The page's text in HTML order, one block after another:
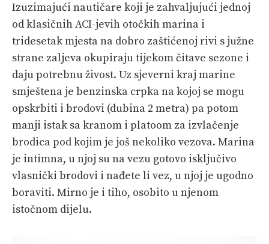
Izuzimajući nautičare koji je zahvaljujući jednoj
od klasičnih ACI-jevih otočkih marina i
tridesetak mjesta na dobro zaštićenoj rivi s južne
strane zaljeva okupiraju tijekom čitave sezone i
daju potrebnu živost. Uz sjeverni kraj marine
smještena je benzinska crpka na kojoj se mogu
opskrbiti i brodovi (dubina 2 metra) pa potom
manji istak sa kranom i platoom za izvlačenje
brodica pod kojim je još nekoliko vezova. Marina
je intimna, u njoj su na vezu gotovo isključivo
vlasnički brodovi i nađete li vez, u njoj je ugodno
boraviti. Mirno je i tiho, osobito u njenom
istočnom dijelu.